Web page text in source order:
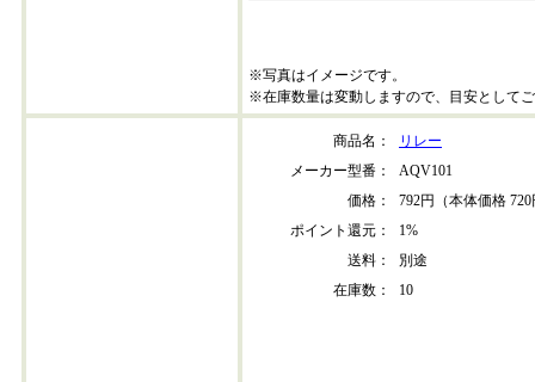
※写真はイメージです。
※在庫数量は変動しますので、目安として
商品名：
リレー
メーカー型番：
AQV101
価格：
792円（本体価格
ポイント還元：
1%
送料：
別途
在庫数：
10